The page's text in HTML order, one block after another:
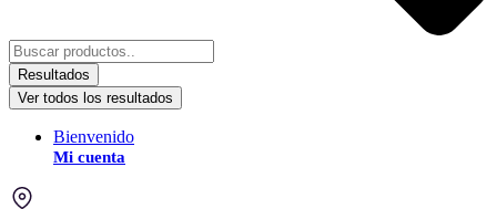
Resultados
Ver todos los resultados
Bienvenido
Mi cuenta